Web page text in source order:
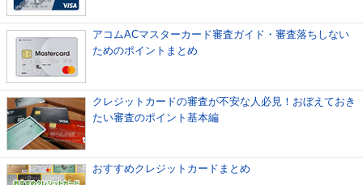
アコムACマスターカード審査ガイド・審査落ちしない
ためのポイントまとめ
クレジットカードの審査が不安な人必見！おぼえておき
たい審査のポイント基本編
おすすめクレジットカードまとめ